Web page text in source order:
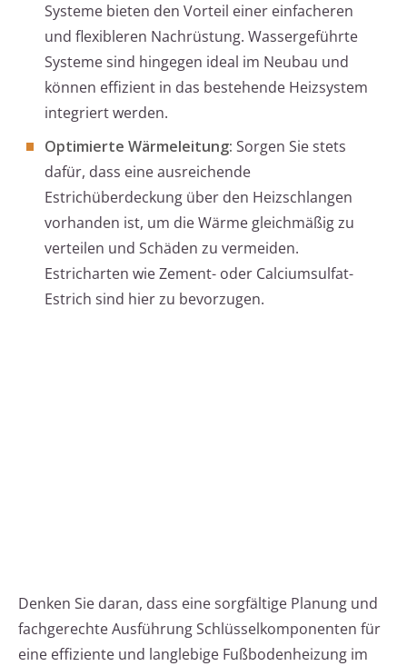
Systeme bieten den Vorteil einer einfacheren
und flexibleren Nachrüstung. Wassergeführte
Systeme sind hingegen ideal im Neubau und
können effizient in das bestehende Heizsystem
integriert werden.
Optimierte Wärmeleitung: Sorgen Sie stets
dafür, dass eine ausreichende
Estrichüberdeckung über den Heizschlangen
vorhanden ist, um die Wärme gleichmäßig zu
verteilen und Schäden zu vermeiden.
Estricharten wie Zement- oder Calciumsulfat-
Estrich sind hier zu bevorzugen.
Denken Sie daran, dass eine sorgfältige Planung und
fachgerechte Ausführung Schlüsselkomponenten für
eine effiziente und langlebige Fußbodenheizung im